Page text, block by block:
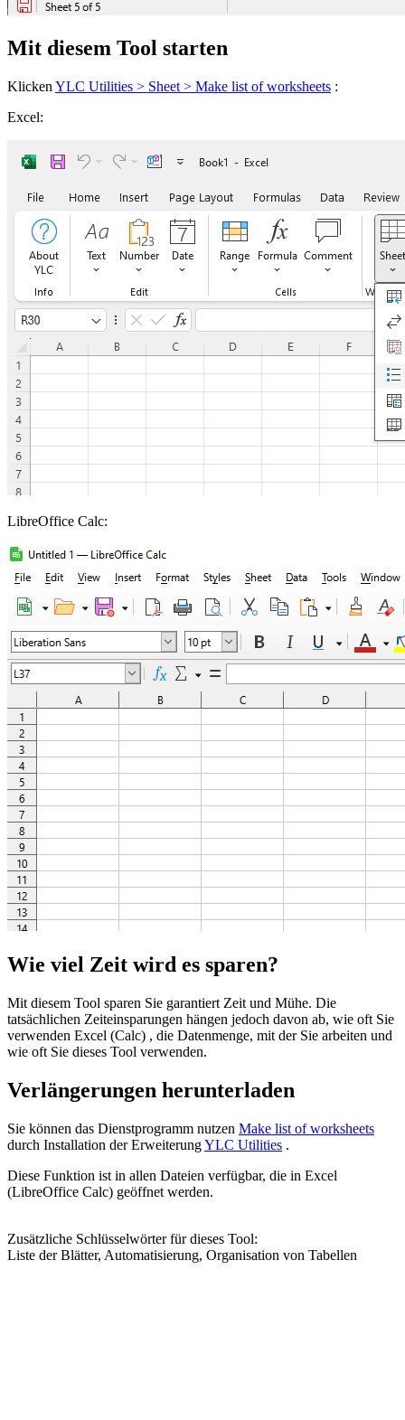
Mit diesem Tool starten
Klicken YLC Utilities > Sheet > Make list of worksheets :
Excel:
LibreOffice Calc:
Wie viel Zeit wird es sparen?
Mit diesem Tool sparen Sie garantiert Zeit und Mühe. Die
tatsächlichen Zeiteinsparungen hängen jedoch davon ab, wie oft Sie
verwenden Excel (Calc) , die Datenmenge, mit der Sie arbeiten und
wie oft Sie dieses Tool verwenden.
Verlängerungen herunterladen
Sie können das Dienstprogramm nutzen Make list of worksheets
durch Installation der ErweiterungYLC Utilities .
Diese Funktion ist in allen Dateien verfügbar, die in Excel
(LibreOffice Calc) geöffnet werden.
Zusätzliche Schlüsselwörter für dieses Tool:
Liste der Blätter, Automatisierung, Organisation von Tabellen